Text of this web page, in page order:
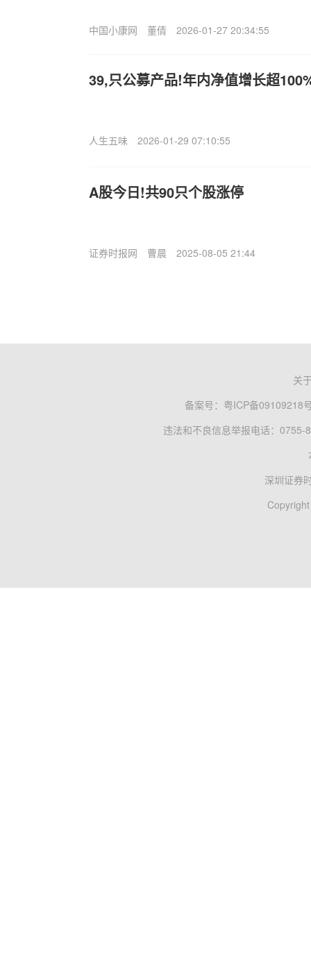
中国小康网 董倩 2026-01-27 20:34:55
39,只公募产品!年内净值增长超
人生五味 2026-01-29 07:10:55
A股今日!共90只个股涨停
证券时报网 曹晨 2025-08-05 21:44
关
备案号： 粤ICP备09109218
违法和不良信息举报电话：0755-
深圳证券